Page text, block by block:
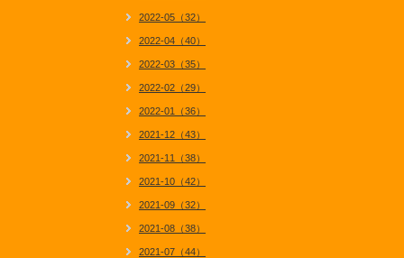
2022-05（32）
2022-04（40）
2022-03（35）
2022-02（29）
2022-01（36）
2021-12（43）
2021-11（38）
2021-10（42）
2021-09（32）
2021-08（38）
2021-07（44）